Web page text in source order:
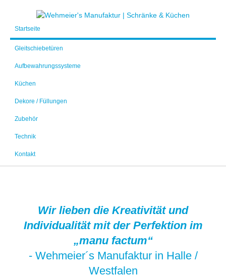
Startseite
Gleitschiebetüren
Aufbewahrungssysteme
Küchen
Dekore / Füllungen
Zubehör
Technik
Kontakt
Wir lieben die Kreativität und
Individualität mit der Perfektion im
„manu factum“
- Wehmeier´s Manufaktur in Halle /
Westfalen